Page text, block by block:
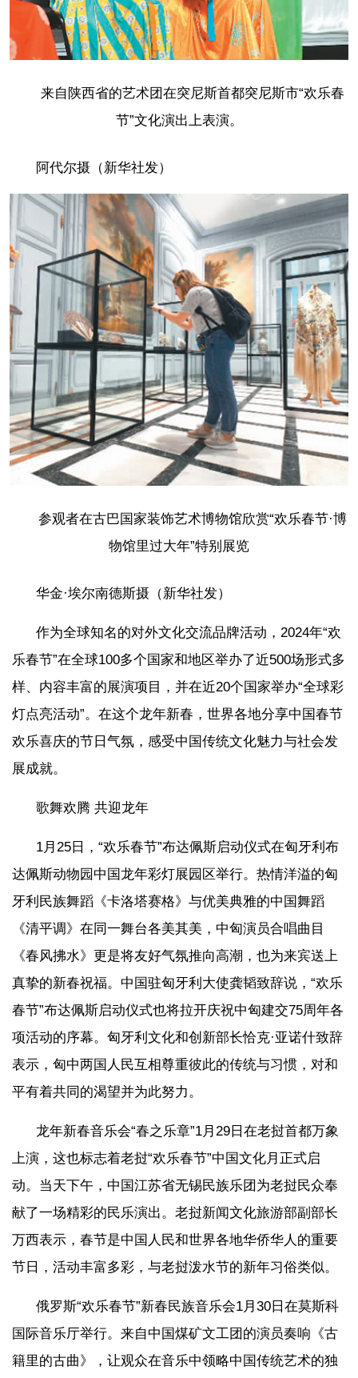
来自陕西省的艺术团在突尼斯首都突尼斯市“欢乐春
节”文化演出上表演。
阿代尔摄（新华社发）
参观者在古巴国家装饰艺术博物馆欣赏“欢乐春节·博
物馆里过大年”特别展览
华金·埃尔南德斯摄（新华社发）
作为全球知名的对外文化交流品牌活动，2024年“欢
乐春节”在全球100多个国家和地区举办了近500场形式多
样、内容丰富的展演项目，并在近20个国家举办“全球彩
灯点亮活动”。在这个龙年新春，世界各地分享中国春节
欢乐喜庆的节日气氛，感受中国传统文化魅力与社会发
展成就。
歌舞欢腾 共迎龙年
1月25日，“欢乐春节”布达佩斯启动仪式在匈牙利布
达佩斯动物园中国龙年彩灯展园区举行。热情洋溢的匈
牙利民族舞蹈《卡洛塔赛格》与优美典雅的中国舞蹈
《清平调》在同一舞台各美其美，中匈演员合唱曲目
《春风拂水》更是将友好气氛推向高潮，也为来宾送上
真挚的新春祝福。中国驻匈牙利大使龚韬致辞说，“欢乐
春节”布达佩斯启动仪式也将拉开庆祝中匈建交75周年各
项活动的序幕。匈牙利文化和创新部长恰克·亚诺什致辞
表示，匈中两国人民互相尊重彼此的传统与习惯，对和
平有着共同的渴望并为此努力。
龙年新春音乐会“春之乐章”1月29日在老挝首都万象
上演，这也标志着老挝“欢乐春节”中国文化月正式启
动。当天下午，中国江苏省无锡民族乐团为老挝民众奉
献了一场精彩的民乐演出。老挝新闻文化旅游部副部长
万西表示，春节是中国人民和世界各地华侨华人的重要
节日，活动丰富多彩，与老挝泼水节的新年习俗类似。
俄罗斯“欢乐春节”新春民族音乐会1月30日在莫斯科
国际音乐厅举行。来自中国煤矿文工团的演员奏响《古
籍里的古曲》，让观众在音乐中领略中国传统艺术的独